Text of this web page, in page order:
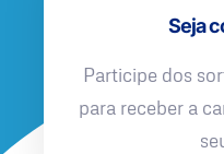
Seja
Participe dos
para receber a